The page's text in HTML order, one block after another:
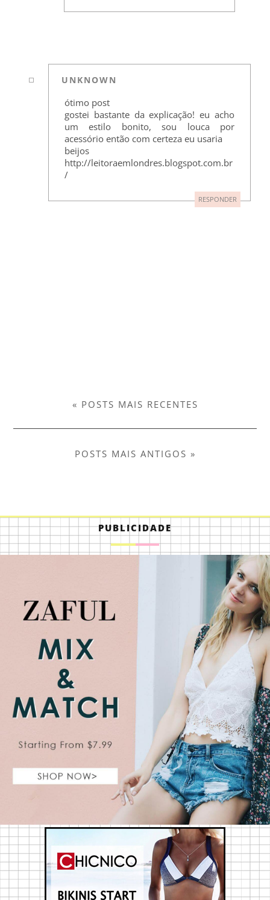
UNKNOWN
ótimo post
gostei bastante da explicação! eu acho
um estilo bonito, sou louca por
acessório então com certeza eu usaria
beijos
http://leitoraemlondres.blogspot.com.br
/
RESPONDER
« POSTS MAIS RECENTES
POSTS MAIS ANTIGOS »
PUBLICIDADE